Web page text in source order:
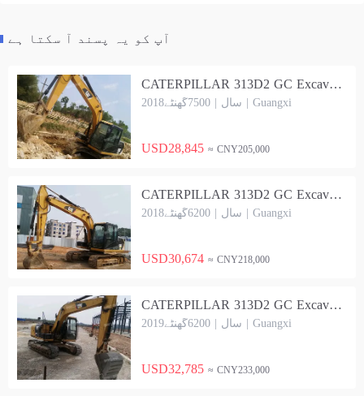
آپ کو یہ پسند آ سکتا ہے
CATERPILLAR 313D2 GC Excavator
2018سال | 7500گھنٹے | Guangxi
USD28,845 ≈ CNY205,000
CATERPILLAR 313D2 GC Excavator
2018سال | 6200گھنٹے | Guangxi
USD30,674 ≈ CNY218,000
CATERPILLAR 313D2 GC Excavator
2019سال | 6200گھنٹے | Guangxi
USD32,785 ≈ CNY233,000